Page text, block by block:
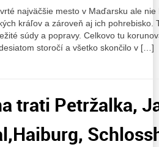
najväčšie mesto v Maďarsku ale
kráľov a zároveň aj ich pohrebisko.
súdy a popravy. Celkovo tu
storočí a všetko skončilo v […]
trati Petržalka,